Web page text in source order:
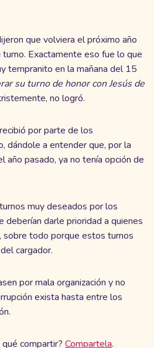
que volviera el próximo año
Exactamente eso fue lo que
tempranito en la mañana del 15
su turno de honor con Jesús de
no logró.
por parte de los
dándole a entender que, por la
año pasado, ya no tenía opción de
muy deseados por los
deberían darle prioridad a quienes
sobre todo porque estos turnos
cargador.
por mala organización y no
exista hasta entre los
compartir? Compartela.